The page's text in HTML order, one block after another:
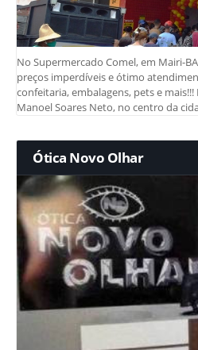
No Supermercado Comel, em Mairi-
preços imperdíveis e ótimo
confeitaria, embalagens, pets e mais!!!
Manoel Soares Neto, no centro da
Ótica Novo Olhar